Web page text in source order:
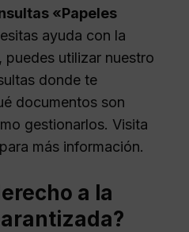
«Papeles
ayuda con la
puedes utilizar nuestro
donde te
documentos son
gestionarlos. Visita
para más información.
a la